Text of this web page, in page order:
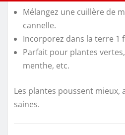
Mélangez une cuillère de
cannelle.
Incorporez dans la terre 1
Parfait pour plantes
menthe, etc.
Les plantes poussent mieux,
saines.